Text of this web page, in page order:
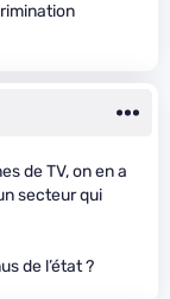
de TV, on en a
secteur qui
de l’état ?